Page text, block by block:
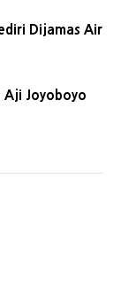
Dijamas Air
Aji Joyoboyo